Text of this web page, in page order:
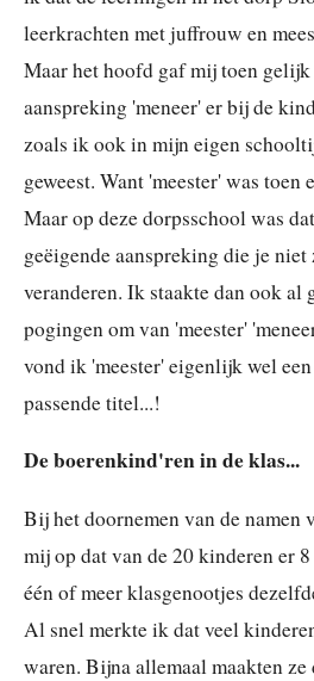
leerkrachten met juffrouw en
Maar het hoofd gaf mij toen gelijk
aanspreking 'meneer' er bij de
zoals ik ook in mijn eigen
geweest. Want 'meester' was
Maar op deze dorpsschool was
geëigende aanspreking die je niet
veranderen. Ik staakte dan ook al
pogingen om van 'meester'
vond ik 'meester' eigenlijk wel
passende titel...!
De boerenkind'ren in de klas...
Bij het doornemen van de namen
mij op dat van de 20 kinderen er
één of meer klasgenootjes
Al snel merkte ik dat veel
waren. Bijna allemaal maakten